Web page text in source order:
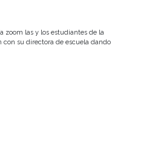
zoom las y los estudiantes de la
con su directora de escuela dando